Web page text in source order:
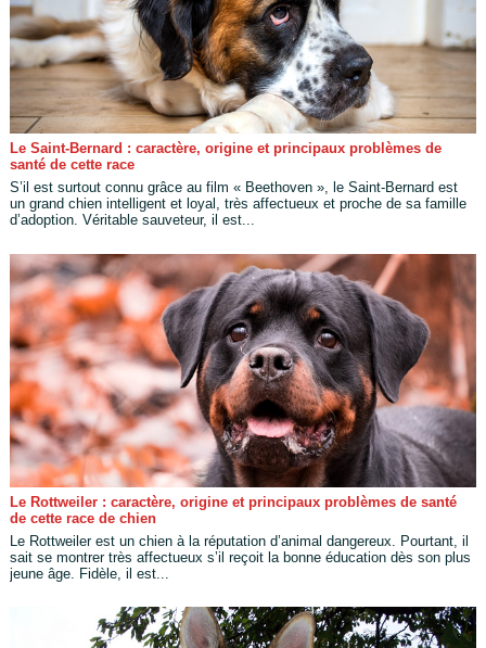
Le Saint-Bernard : caractère, origine et principaux problèmes de
santé de cette race
S’il est surtout connu grâce au film « Beethoven », le Saint-Bernard est
un grand chien intelligent et loyal, très affectueux et proche de sa famille
d’adoption. Véritable sauveteur, il est...
Le Rottweiler : caractère, origine et principaux problèmes de santé
de cette race de chien
Le Rottweiler est un chien à la réputation d’animal dangereux. Pourtant, il
sait se montrer très affectueux s’il reçoit la bonne éducation dès son plus
jeune âge. Fidèle, il est...